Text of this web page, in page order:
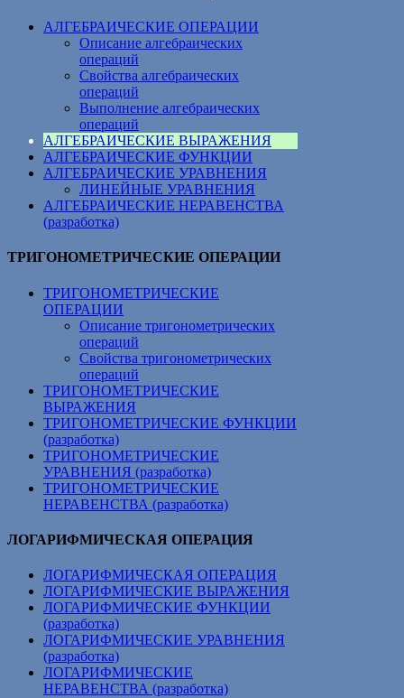
АЛГЕБРАИЧЕСКИЕ ОПЕРАЦИИ
Описание алгебраических
операций
Свойства алгебраических
операций
Выполнение алгебраических
операций
АЛГЕБРАИЧЕСКИЕ ВЫРАЖЕНИЯ
АЛГЕБРАИЧЕСКИЕ ФУНКЦИИ
АЛГЕБРАИЧЕСКИЕ УРАВНЕНИЯ
ЛИНЕЙНЫЕ УРАВНЕНИЯ
АЛГЕБРАИЧЕСКИЕ НЕРАВЕНСТВА
(разработка)
ТРИГОНОМЕТРИЧЕСКИЕ ОПЕРАЦИИ
ТРИГОНОМЕТРИЧЕСКИЕ
ОПЕРАЦИИ
Описание тригонометрических
операций
Свойства тригонометрических
операций
ТРИГОНОМЕТРИЧЕСКИЕ
ВЫРАЖЕНИЯ
ТРИГОНОМЕТРИЧЕСКИЕ ФУНКЦИИ
(разработка)
ТРИГОНОМЕТРИЧЕСКИЕ
УРАВНЕНИЯ (разработка)
ТРИГОНОМЕТРИЧЕСКИЕ
НЕРАВЕНСТВА (разработка)
ЛОГАРИФМИЧЕСКАЯ ОПЕРАЦИЯ
ЛОГАРИФМИЧЕСКАЯ ОПЕРАЦИЯ
ЛОГАРИФМИЧЕСКИЕ ВЫРАЖЕНИЯ
ЛОГАРИФМИЧЕСКИЕ ФУНКЦИИ
(разработка)
ЛОГАРИФМИЧЕСКИЕ УРАВНЕНИЯ
(разработка)
ЛОГАРИФМИЧЕСКИЕ
НЕРАВЕНСТВА (разработка)